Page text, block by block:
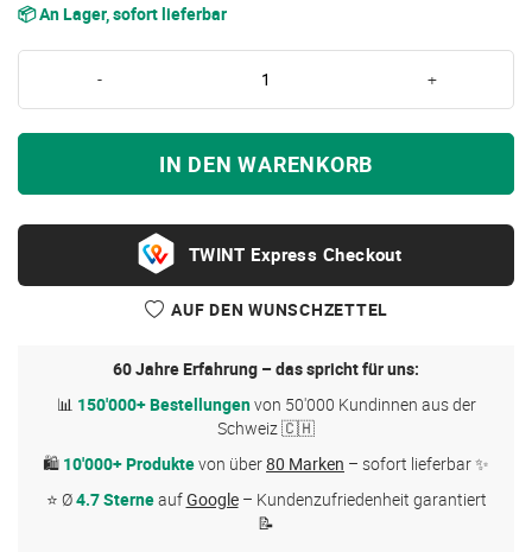
📦 An Lager, sofort lieferbar
- +
IN DEN WARENKORB
Express Checkout
AUF DEN WUNSCHZETTEL
60 Jahre Erfahrung – das spricht für uns:
📊 150'000+ Bestellungenvon 50'000 Kundinnen aus der
Schweiz 🇨🇭
🛍 10'000+ Produktevon über80 Marken – sofort lieferbar ✨
⭐ Ø4.7 SterneaufGoogle– Kundenzufriedenheit garantiert
📝